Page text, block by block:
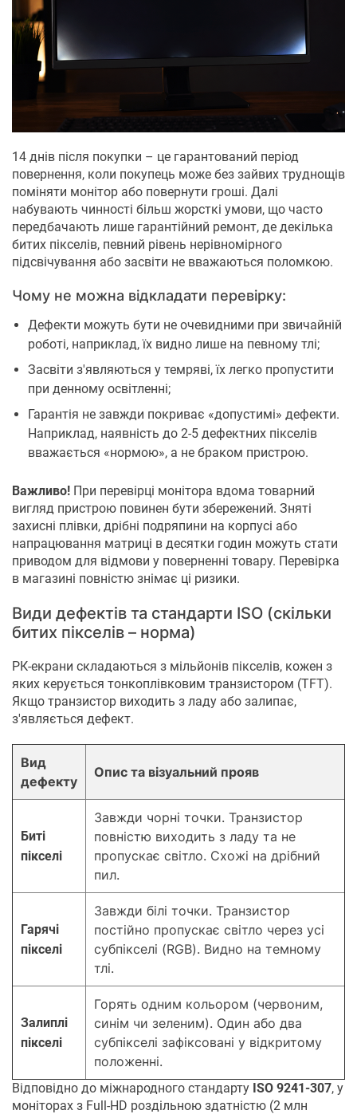
14 днів після покупки – це гарантований період
повернення, коли покупець може без зайвих труднощів
поміняти монітор або повернути гроші. Далі
набувають чинності більш жорсткі умови, що часто
передбачають лише гарантійний ремонт, де декілька
битих пікселів, певний рівень нерівномірного
підсвічування або засвіти не вважаються поломкою.
Чому не можна відкладати перевірку:
Дефекти можуть бути не очевидними при звичайній
роботі, наприклад, їх видно лише на певному тлі;
Засвіти з'являються у темряві, їх легко пропустити
при денному освітленні;
Гарантія не завжди покриває «допустимі» дефекти.
Наприклад, наявність до 2-5 дефектних пікселів
вважається «нормою», а не браком пристрою.
Важливо! При перевірці монітора вдома товарний
вигляд пристрою повинен бути збережений. Зняті
захисні плівки, дрібні подряпини на корпусі або
напрацювання матриці в десятки годин можуть стати
приводом для відмови у поверненні товару. Перевірка
в магазині повністю знімає ці ризики.
Види дефектів та стандарти ISO (скільки
битих пікселів – норма)
РК-екрани складаються з мільйонів пікселів, кожен з
яких керується тонкоплівковим транзистором (TFT).
Якщо транзистор виходить з ладу або залипає,
з'являється дефект.
Вид
дефекту
Опис та візуальний прояв
Биті
пікселі
Завжди чорні точки. Транзистор
повністю виходить з ладу та не
пропускає світло. Схожі на дрібний
пил.
Гарячі
пікселі
Завжди білі точки. Транзистор
постійно пропускає світло через усі
субпікселі (RGB). Видно на темному
тлі.
Залиплі
пікселі
Горять одним кольором (червоним,
синім чи зеленим). Один або два
субпікселі зафіксовані у відкритому
положенні.
Відповідно до міжнародного стандарту ISO 9241-307, у
моніторах з Full-HD роздільною здатністю (2 млн